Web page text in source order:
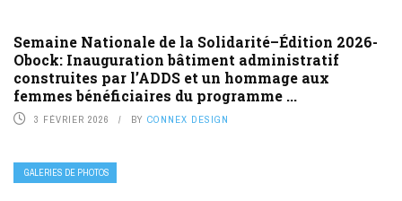
Semaine Nationale de la Solidarité–Édition 2026-
Obock: Inauguration bâtiment administratif
construites par l’ADDS et un hommage aux
femmes bénéficiaires du programme ...
3 FÉVRIER 2026 BY CONNEX DESIGN
GALERIES DE PHOTOS